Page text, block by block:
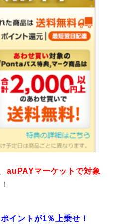
auPAYマーケットで対象
イントが1％上乗せ！